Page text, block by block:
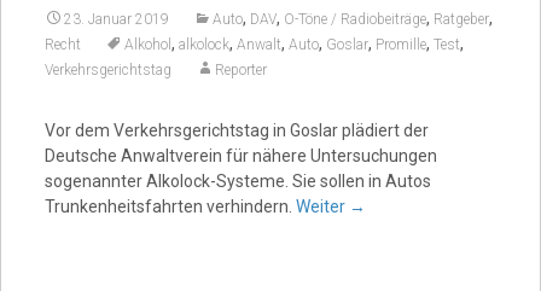
23. Januar 2019 Auto, DAV, O-Töne / Radiobeiträge, Ratgeber,
Recht Alkohol , alkolock, Anwalt, Auto, Goslar, Promille, Test,
Verkehrsgerichtstag Reporter
Vor dem Verkehrsgerichtstag in Goslar plädiert der
Deutsche Anwaltverein für nähere Untersuchungen
sogenannter Alkolock-Systeme. Sie sollen in Autos
Trunkenheitsfahrten verhindern. Weiter →